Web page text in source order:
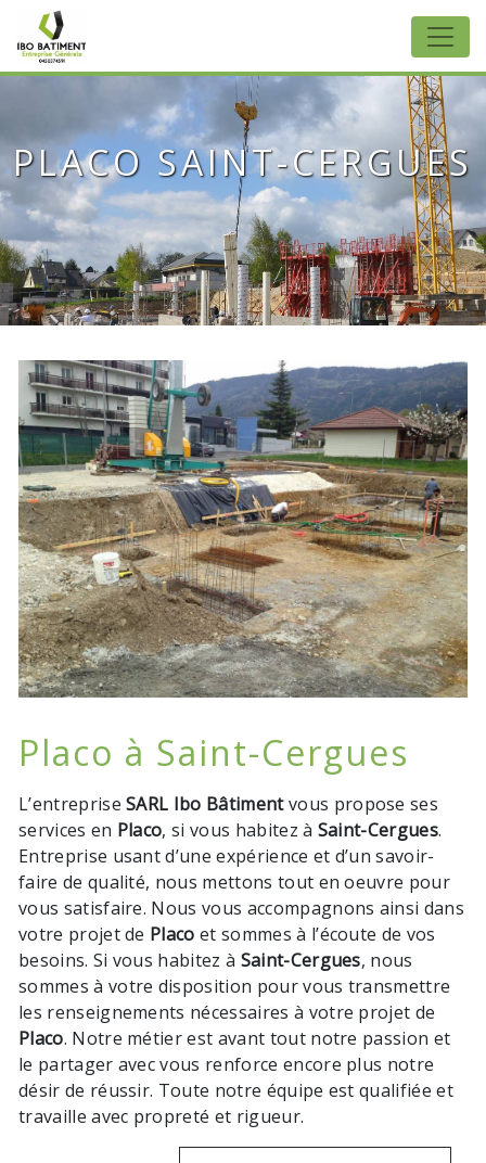
Panneau de gestion des cookies
PLACO SAINT-CERGUES
Placo à Saint-Cergues
L’entrepriseSARL Ibo Bâtimentvous propose ses
services en Placo, si vous habitez à Saint-Cergues.
Entreprise usant d’une expérience et d’un savoir-
faire de qualité, nous mettons tout en oeuvre pour
vous satisfaire. Nous vous accompagnons ainsi dans
votre projet de Placo et sommes à l’écoute de vos
besoins. Si vous habitez à Saint-Cergues, nous
sommes à votre disposition pour vous transmettre
les renseignements nécessaires à votre projet de
Placo. Notre métier est avant tout notre passion et
le partager avec vous renforce encore plus notre
désir de réussir. Toute notre équipe est qualifiée et
travaille avec propreté et rigueur.